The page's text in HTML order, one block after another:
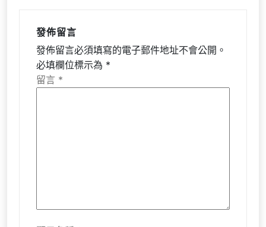
發佈留言
發佈留言必須填寫的電子郵件地址不會公開。
必填欄位標示為 *
留言 *